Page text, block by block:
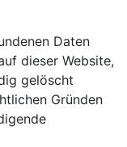
Daten
dieser Website,
gelöscht
Gründen